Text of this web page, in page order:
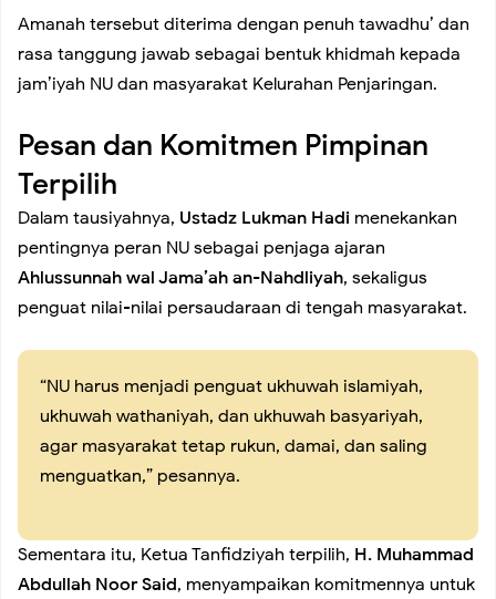
Koramil 02/Tambora Perkuat Komsos, Babinsa Ajak Warga
Koramil 02/Tambora Perkuat Komsos, Babinsa Ajak Warga
Waspada Cuaca Ekstrem dan Tangkal Hoaks
Babinsa Koramil 02/Tambora Dampingi Siskamling di Duri
Koramil 02/Tambora Intensif Monitoring Wilayah, Seluruh
Amanah tersebut diterima dengan penuh tawadhu’ dan
rasa tanggung jawab sebagai bentuk khidmah kepada
jam’iyah NU dan masyarakat Kelurahan Penjaringan.
Pesan dan Komitmen Pimpinan
Terpilih
Dalam tausiyahnya, Ustadz Lukman Hadi menekankan
pentingnya peran NU sebagai penjaga ajaran
Ahlussunnah wal Jama’ah an-Nahdliyah, sekaligus
penguat nilai-nilai persaudaraan di tengah masyarakat.
“NU harus menjadi penguat ukhuwah islamiyah,
ukhuwah wathaniyah, dan ukhuwah basyariyah,
agar masyarakat tetap rukun, damai, dan saling
menguatkan,” pesannya.
Sementara itu, Ketua Tanfidziyah terpilih, H. Muhammad
Abdullah Noor Said, menyampaikan komitmennya untuk